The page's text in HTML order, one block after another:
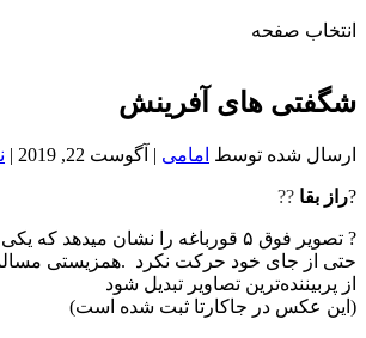
انتخاب صفحه
خون
شمال
شگفتی های آفرینش
ارسال شده توسط امامی | آگوست 22, 2019 |
?راز بقا ??
? تصویر فوق ۵ قورباغه را
حتی از جای خود حرکت نکرد .همزیستی
از پربیننده‌ترین تصاویر تبدیل شود
(این عکس در جاکارتا ثبت شده است)